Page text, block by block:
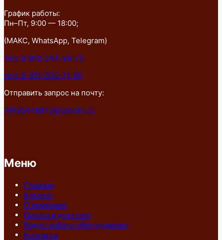
График работы:
Пн–Пт, 9:00 — 18:00;
(МАКС, WhatsApp, Telegram)
тел: 8-918-544-99-75
тел: 8-951-839-71-89
Отправить запрос на почту:
79185449975@yandex.ru
Меню
Главная
Каталог
О компании
Оплата и доставка
Видео работы оборудования
Контакты